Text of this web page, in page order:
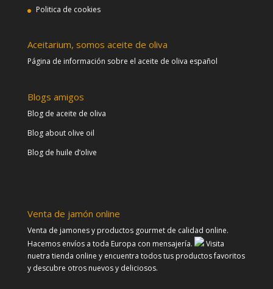
Politica de cookies
Aceitarium, somos aceite de oliva
Página de información sobre el aceite de oliva español
Blogs amigos
Blog de aceite de oliva
Blog about olive oil
Blog de huile d’olive
Venta de jamón online
Venta de jamones y productos gourmet de calidad online.
Hacemos envíos a toda Europa con mensajería.
Visita
nuetra tienda online y encuentra todos tus productos favoritos
y descubre otros nuevos y deliciosos.